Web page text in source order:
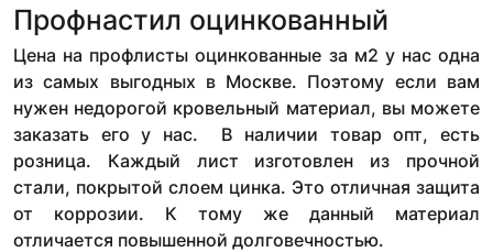
Профнастил оцинкованный
Цена на профлисты оцинкованные за м2 у нас одна
из самых выгодных в Москве. Поэтому если вам
нужен недорогой кровельный материал, вы можете
заказать его у нас. В наличии товар опт, есть
розница. Каждый лист изготовлен из прочной
стали, покрытой слоем цинка. Это отличная защита
от коррозии. К тому же данный материал
отличается повышенной долговечностью.